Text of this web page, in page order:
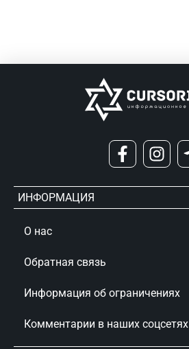
ИНФОРМАЦИЯ
О нас
Обратная связь
Информация об ограничениях
Комментарии в наших соцсетях